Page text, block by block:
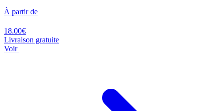
À partir de
18.00€
Livraison gratuite
Voir